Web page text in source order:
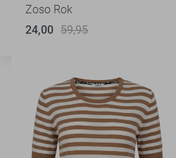
Zoso Rok
24,00 59,95